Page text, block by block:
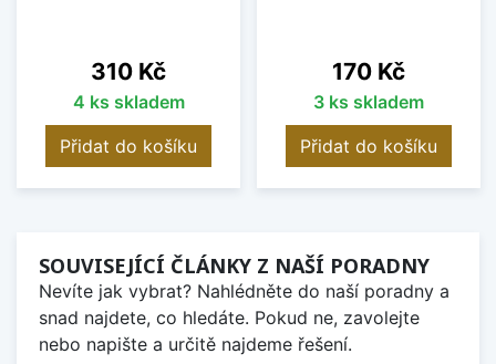
Cena
310 Kč
4 ks skladem
Přidat do košíku
Cena
170 Kč
3 ks skladem
Přidat do košíku
SOUVISEJÍCÍ ČLÁNKY Z NAŠÍ PORADNY
Nevíte jak vybrat? Nahlédněte do naší poradny a
snad najdete, co hledáte. Pokud ne, zavolejte
nebo napište a určitě najdeme řešení.